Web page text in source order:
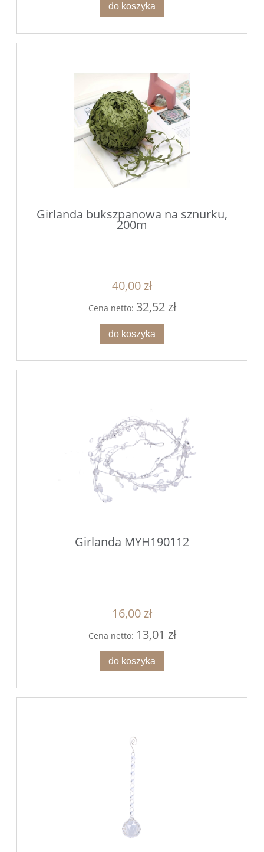
do koszyka
Girlanda bukszpanowa na sznurku,
200m
40,00 zł
Cena netto: 32,52 zł
do koszyka
Girlanda MYH190112
16,00 zł
Cena netto: 13,01 zł
do koszyka